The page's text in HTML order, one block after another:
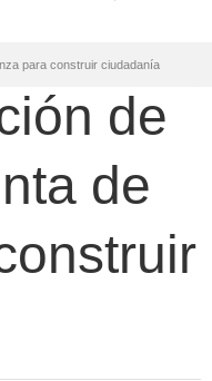
para construir ciudadanía
de
de